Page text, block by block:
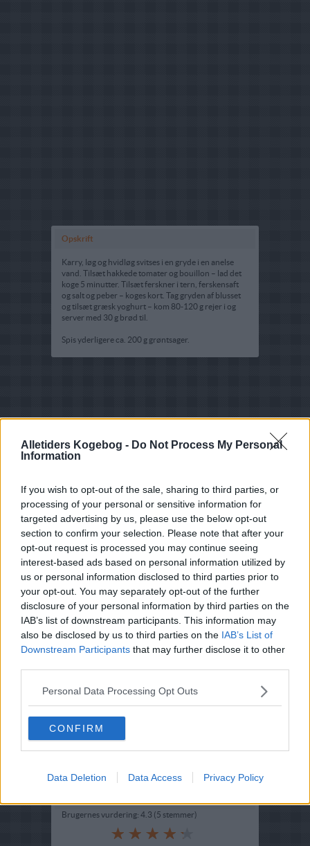
Alletiders Kogebog - Do Not Process My Personal
Information
If you wish to opt-out of the sale, sharing to third parties, or
processing of your personal or sensitive information for
targeted advertising by us, please use the below opt-out
section to confirm your selection. Please note that after your
opt-out request is processed you may continue seeing
interest-based ads based on personal information utilized by
us or personal information disclosed to third parties prior to
your opt-out. You may separately opt-out of the further
disclosure of your personal information by third parties on the
IAB’s list of downstream participants. This information may
also be disclosed by us to third parties on the IAB’s List of
Downstream Participants that may further disclose it to other
Personal Data Processing Opt Outs
CONFIRM
Data Deletion Data Access Privacy Policy
Opskrift
Karry, løg og hvidløg svitses i en gryde i en anelse
vand. Tilsæt hakkede tomater og bouillon – lad det
koge 5 minutter. Tilsæt ferskner i tern, ferskensaft
og salt og peber – koges kort. Tag gryden af blusset
og tilsæt græsk yoghurt – kom 80-120 g rejer i og
server med 30 g brød til.
Spis yderligere ca. 200 g grøntsager.
Opskriftsinfo
Ret : Suppe-Diverse supper
Indsendt : 2007-01-23
Redigeret:2025-06-23
Beskrivelse
Brugernes vurdering: 4.3 (5 stemmer)